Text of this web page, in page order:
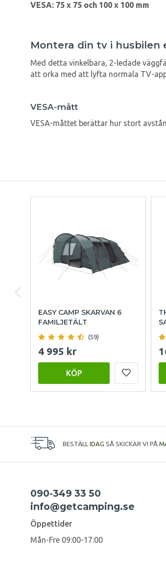
VESA: 75 x 75 och 100 x 100 mm
Montera din tv i husbilen
Med detta vinkelbara, 2-ledade
att orka med att lyfta normala TV-
VESA-mått
VESA-måttet berättar hur stort
EASY CAMP SKARVAN 6
FAMILJETÄLT
(59)
4 995 kr
KÖP
BESTÄLL IDAG SÅ SKICKAR VI PÅ
090-349 33 50
info@getcamping.se
Öppettider
Mån-Fre 09:00-17:00